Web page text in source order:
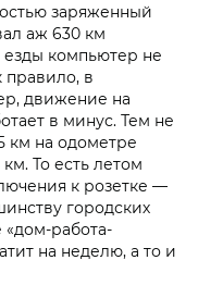
заряженный
аж 630 км
езды компьютер не
в
движение на
в минус. Тем не
км на одометре
То есть летом
к розетке —
городских
работа-
на неделю, а то и